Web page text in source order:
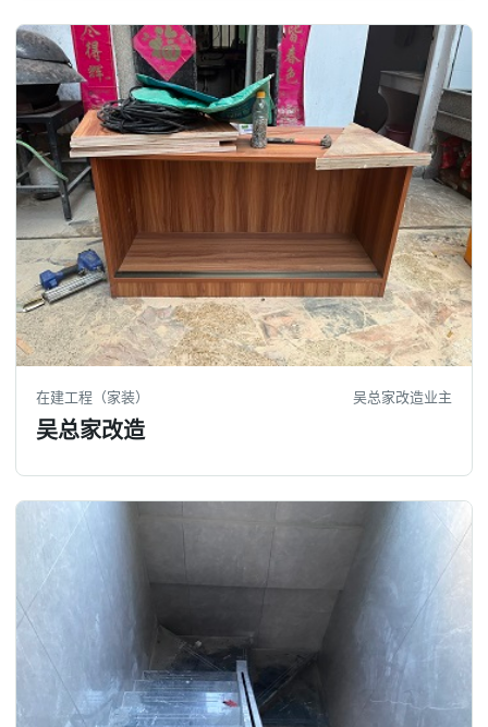
在建工程（家装） 吴总家改造业主
吴总家改造